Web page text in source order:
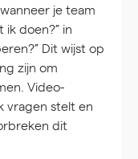
je team
doen?” in
Dit wijst op
zijn om
Video-
vragen stelt en
dit